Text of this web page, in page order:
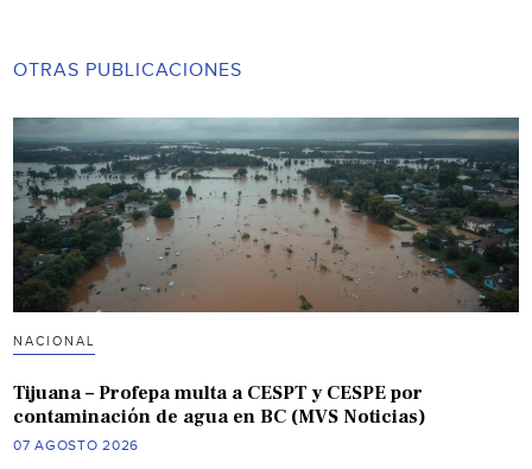
OTRAS PUBLICACIONES
NACIONAL
Tijuana – Profepa multa a CESPT y CESPE por
contaminación de agua en BC (MVS Noticias)
07 AGOSTO 2026